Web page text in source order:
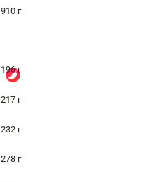
910 г
196 г
217 г
232 г
278 г